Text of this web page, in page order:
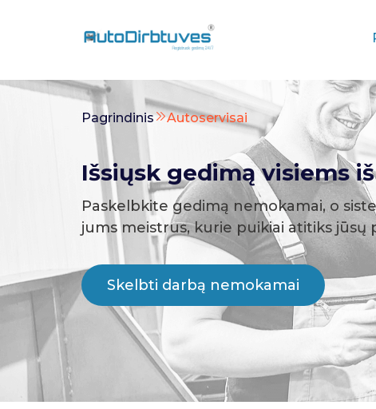
Pagrindinis Autoservisai
Išsiųsk gedimą visiems
Paskelbkite gedimą nemokamai, o
jums meistrus, kurie puikiai atitiks jūsų
Skelbti darbą nemokamai